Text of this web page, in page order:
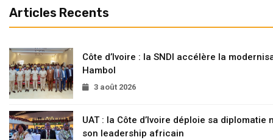
Articles Recents
Côte d’Ivoire : la SNDI accélère la
Hambol
3 août 2026
UAT : la Côte d’Ivoire déploie sa
son leadership africain